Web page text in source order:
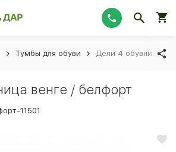
Тумбы для обуви Дели 4 обувница
венге / белфорт
11501